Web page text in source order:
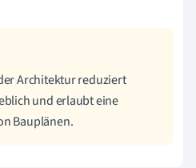
Architektur reduziert
und erlaubt eine
Bauplänen.